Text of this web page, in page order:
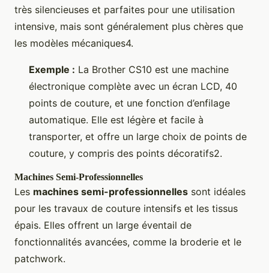
très silencieuses et parfaites pour une utilisation
intensive, mais sont généralement plus chères que
les modèles mécaniques4.
Exemple : La Brother CS10 est une machine
électronique complète avec un écran LCD, 40
points de couture, et une fonction d’enfilage
automatique. Elle est légère et facile à
transporter, et offre un large choix de points de
couture, y compris des points décoratifs2.
Machines Semi-Professionnelles
Les machines semi-professionnelles sont idéales
pour les travaux de couture intensifs et les tissus
épais. Elles offrent un large éventail de
fonctionnalités avancées, comme la broderie et le
patchwork.